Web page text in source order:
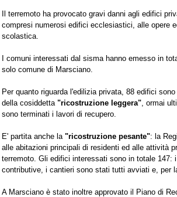
Il terremoto ha provocato gravi danni agli edifici
compresi numerosi edifici ecclesiastici, alle opere
scolastica.
I comuni interessati dal sisma hanno emesso in
solo comune di Marsciano.
Per quanto riguarda l'edilizia privata, 88 edifici
della cosiddetta "ricostruzione leggera" , ormai
sono terminati i lavori di recupero.
E' partita anche la "ricostruzione pesante": la
alle abitazioni principali di residenti ed alle attività
terremoto. Gli edifici interessati sono in totale
contributive, i cantieri sono stati tutti avviati e, per
A Marsciano è stato inoltre approvato il Piano di